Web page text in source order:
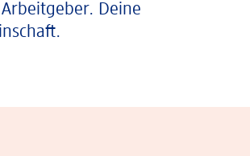
Deine